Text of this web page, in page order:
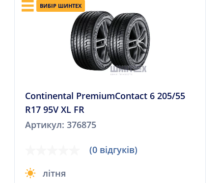
ВИБІР ШИНТЕХ
Continental PremiumContact 6 205/55
R17 95V XL FR
Артикул: 376875
(0 відгуків)
літня